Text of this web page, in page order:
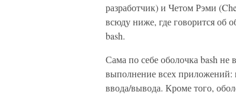
разработчик) и Четом Рэми
всюду ниже, где говорится об
bash.
Сама по себе оболочка bash
выполнение всех
ввода/вывода. Кроме того,